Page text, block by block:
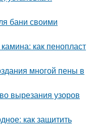
бани своими
как пенопласт
многой пены в
вырезания узоров
как защитить